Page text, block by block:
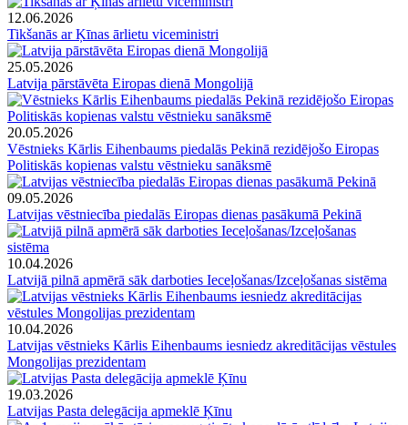
12.06.2026
Tikšanās ar Ķīnas ārlietu viceministri
25.05.2026
Latvija pārstāvēta Eiropas dienā Mongolijā
20.05.2026
Vēstnieks Kārlis Eihenbaums piedalās Pekinā rezidējošo Eiropas
Politiskās kopienas valstu vēstnieku sanāksmē
09.05.2026
Latvijas vēstniecība piedalās Eiropas dienas pasākumā Pekinā
10.04.2026
Latvijā pilnā apmērā sāk darboties Ieceļošanas/Izceļošanas sistēma
10.04.2026
Latvijas vēstnieks Kārlis Eihenbaums iesniedz akreditācijas vēstules
Mongolijas prezidentam
19.03.2026
Latvijas Pasta delegācija apmeklē Ķīnu